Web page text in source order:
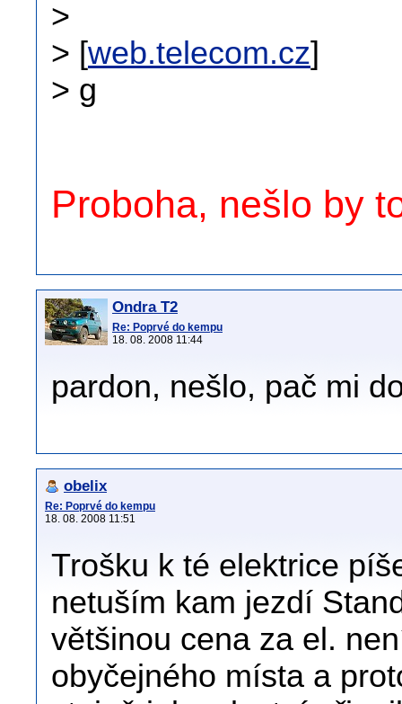
>
> [web.telecom.cz]
> g
Proboha, nešlo by
Ondra T2
Re: Poprvé do kempu
18. 08. 2008 11:44
pardon, nešlo, pač mi
obelix
Re: Poprvé do kempu
18. 08. 2008 11:51
Trošku k té elektrice
netuším kam jezdí
většinou cena za el.
obyčejného místa a